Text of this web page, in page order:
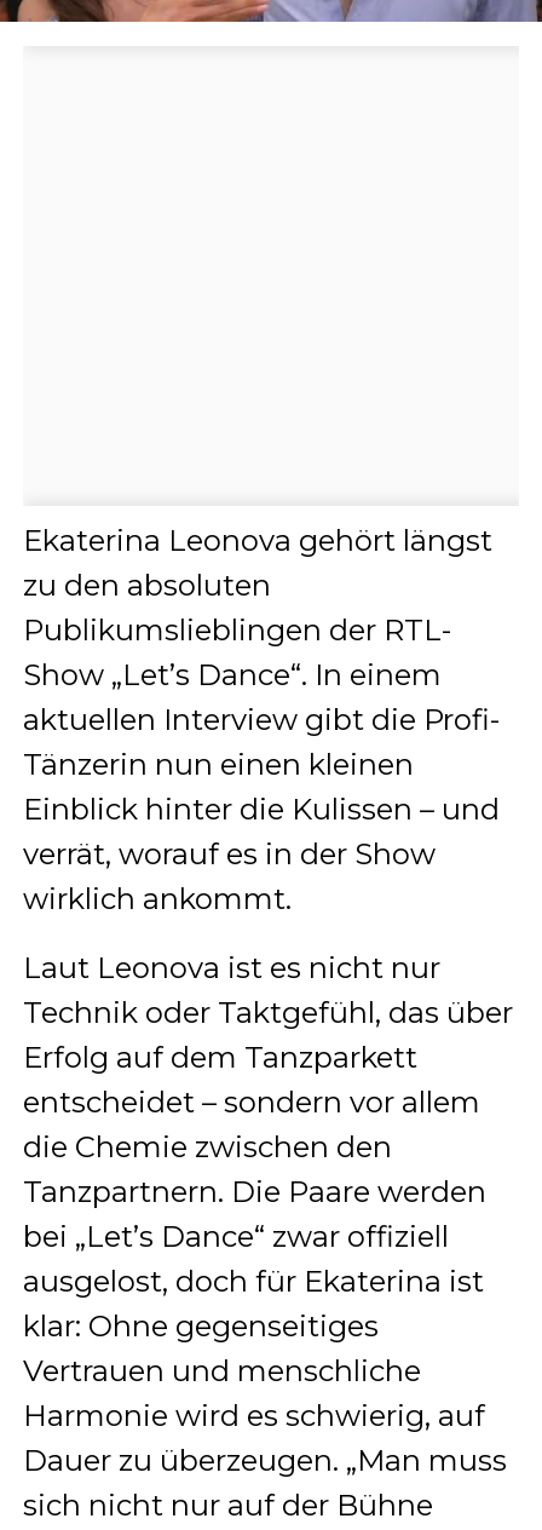
Ekaterina Leonova gehört längst
zu den absoluten
Publikumslieblingen der RTL-
Show „Let’s Dance“. In einem
aktuellen Interview gibt die Profi-
Tänzerin nun einen kleinen
Einblick hinter die Kulissen – und
verrät, worauf es in der Show
wirklich ankommt.
Laut Leonova ist es nicht nur
Technik oder Taktgefühl, das über
Erfolg auf dem Tanzparkett
entscheidet – sondern vor allem
die Chemie zwischen den
Tanzpartnern. Die Paare werden
bei „Let’s Dance“ zwar offiziell
ausgelost, doch für Ekaterina ist
klar: Ohne gegenseitiges
Vertrauen und menschliche
Harmonie wird es schwierig, auf
Dauer zu überzeugen. „Man muss
sich nicht nur auf der Bühne